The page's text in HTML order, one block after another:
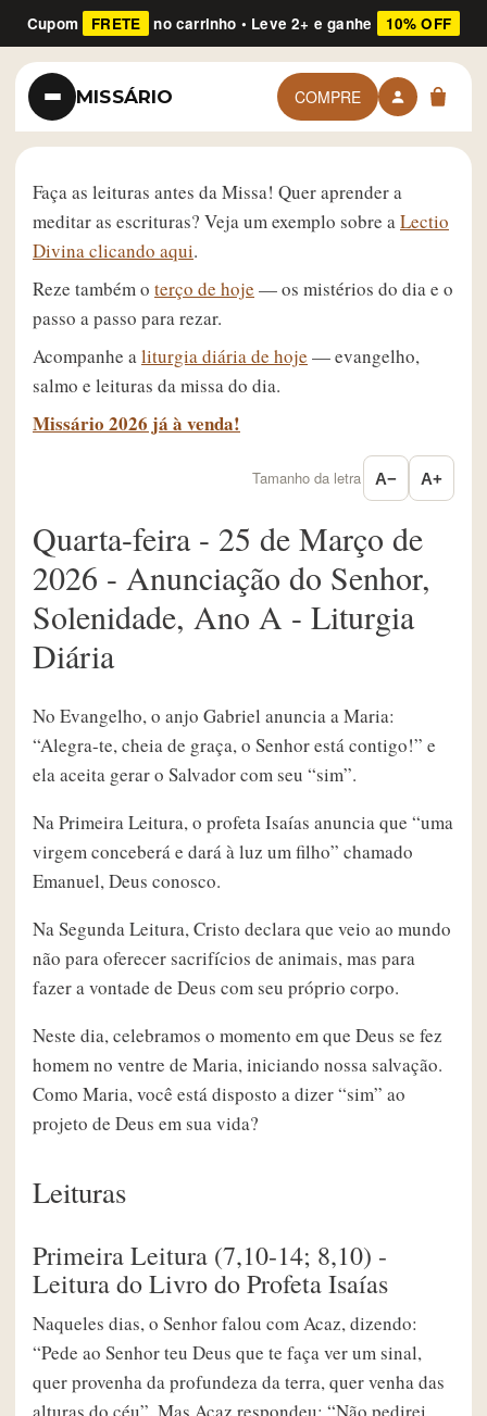
Cupom FRETE no carrinho • Leve 2+ e ganhe 10% OFF
MISSÁRIO COMPRE
Faça as leituras antes da Missa! Quer aprender a
meditar as escrituras? Veja um exemplo sobre aLectio
Divina clicando aqui.
Reze também o terço de hoje — os mistérios do dia e o
passo a passo para rezar.
Acompanhe aliturgia diária de hoje — evangelho,
salmo e leituras da missa do dia.
Missário 2026 já à venda!
Tamanho da letra A− A+
Quarta-feira - 25 de Março de
2026 - Anunciação do Senhor,
Solenidade, Ano A - Liturgia
Diária
No Evangelho, o anjo Gabriel anuncia a Maria:
“Alegra-te, cheia de graça, o Senhor está contigo!” e
ela aceita gerar o Salvador com seu “sim”.
Na Primeira Leitura, o profeta Isaías anuncia que “uma
virgem conceberá e dará à luz um filho” chamado
Emanuel, Deus conosco.
Na Segunda Leitura, Cristo declara que veio ao mundo
não para oferecer sacrifícios de animais, mas para
fazer a vontade de Deus com seu próprio corpo.
Neste dia, celebramos o momento em que Deus se fez
homem no ventre de Maria, iniciando nossa salvação.
Como Maria, você está disposto a dizer “sim” ao
projeto de Deus em sua vida?
Leituras
Primeira Leitura (7,10-14; 8,10) -
Leitura do Livro do Profeta Isaías
Naqueles dias, o Senhor falou com Acaz, dizendo:
“Pede ao Senhor teu Deus que te faça ver um sinal,
quer provenha da profundeza da terra, quer venha das